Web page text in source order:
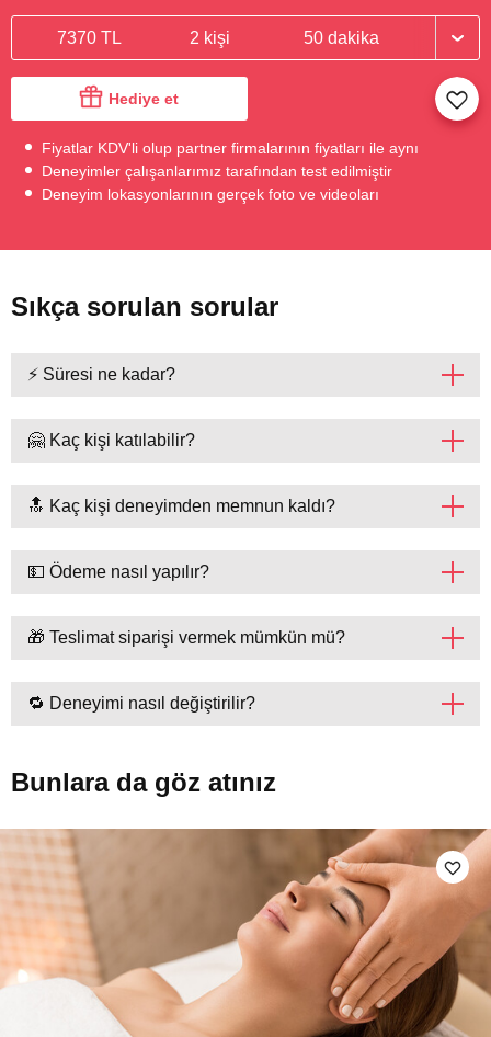
7370 TL 2 kişi 50 dakika
Hediye et
Fiyatlar KDV'li olup partner firmalarının fiyatları ile aynı
Deneyimler çalışanlarımız tarafından test edilmiştir
Deneyim lokasyonlarının gerçek foto ve videoları
Sıkça sorulan sorular
⚡ Süresi ne kadar?
🤗 Kaç kişi katılabilir?
🔝 Kaç kişi deneyimden memnun kaldı?
💵 Ödeme nasıl yapılır?
🎁 Teslimat siparişi vermek mümkün mü?
🔁 Deneyimi nasıl değiştirilir?
Bunlara da göz atınız